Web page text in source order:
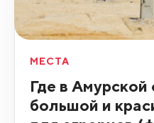
МЕСТА
Где в Амурской
большой и